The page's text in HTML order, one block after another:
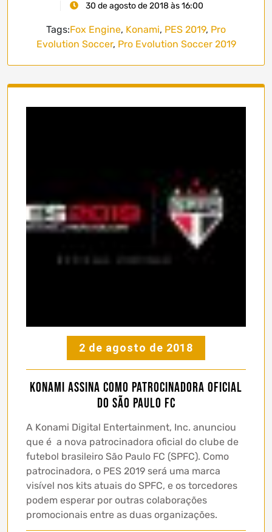
30 de agosto de 2018 às 16:00
Tags:Fox Engine, Konami, PES 2019, Pro
Evolution Soccer, Pro Evolution Soccer 2019
2 de agosto de 2018
KONAMI assina como patrocinadora oficial
do São Paulo FC
A Konami Digital Entertainment, Inc. anunciou
que é a nova patrocinadora oficial do clube de
futebol brasileiro São Paulo FC (SPFC). Como
patrocinadora, o PES 2019 será uma marca
visível nos kits atuais do SPFC, e os torcedores
podem esperar por outras colaborações
promocionais entre as duas organizações.